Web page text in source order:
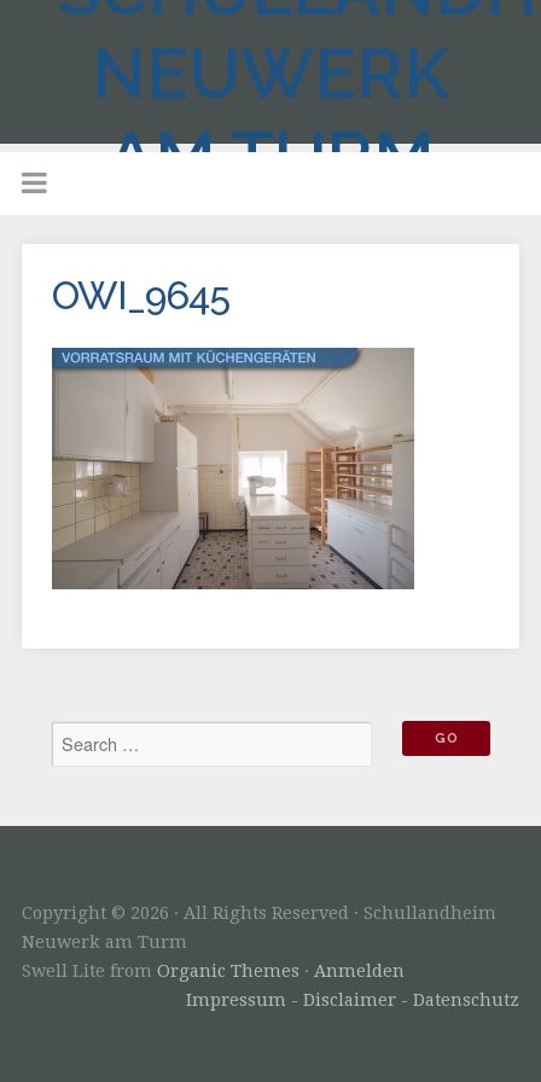
NEUWERK
AM TURM
OWI_9645
Copyright © 2026 · All Rights Reserved · Schullandheim
Neuwerk am Turm
Swell Lite from Organic Themes · Anmelden
Impressum - Disclaimer - Datenschutz